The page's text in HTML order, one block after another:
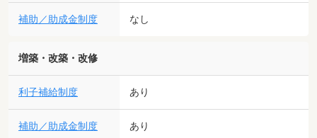
補助／助成金制度 なし
増築・改築・改修
利子補給制度 あり
補助／助成金制度 あり